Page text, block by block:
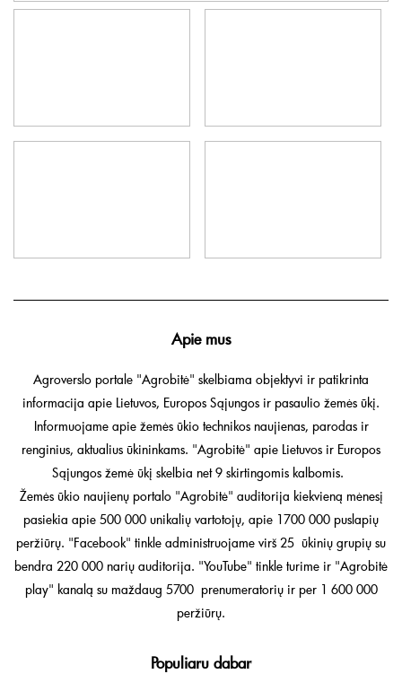
Apie mus
Agroverslo portale "Agrobitė" skelbiama objektyvi ir patikrinta
informacija apie Lietuvos, Europos Sąjungos ir pasaulio žemės ūkį.
Informuojame apie žemės ūkio technikos naujienas, parodas ir
renginius, aktualius ūkininkams. "Agrobitė" apie Lietuvos ir Europos
Sąjungos žemė ūkį skelbia net 9 skirtingomis kalbomis.
Žemės ūkio naujienų portalo "Agrobitė" auditorija kiekvieną mėnesį
pasiekia apie 500 000 unikalių vartotojų, apie 1700 000 puslapių
peržiūrų. "Facebook" tinkle administruojame virš 25 ūkinių grupių su
bendra 220 000 narių auditorija. "YouTube" tinkle turime ir "Agrobitė
play" kanalą su maždaug 5700 prenumeratorių ir per 1 600 000
peržiūrų.
Populiaru dabar